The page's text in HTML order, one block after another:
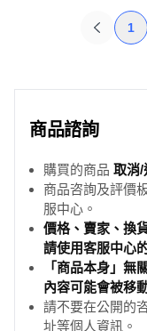
1
商品諮詢
購買的商品 取消/
商品咨詢及評價
服中心。
價格、賣家、換
請使用客服中心
「商品本身」無
內容可能會被移
請不要在公開的
址等個人資訊。